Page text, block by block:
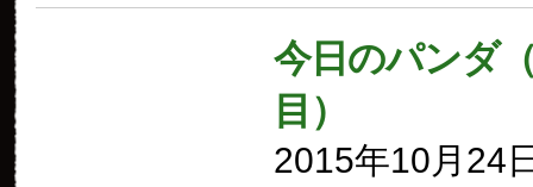
今日のパンダ
目）
2015年10月24